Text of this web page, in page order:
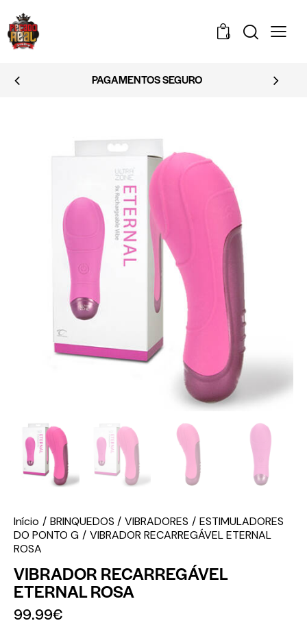
0
EMBALAGEM DISCRETA
Início BRINQUEDOS VIBRADORES
ESTIMULADORES
DO PONTO G
VIBRADOR RECARREGÁVEL ETERNAL
ROSA
VIBRADOR RECARREGÁVEL
ETERNAL ROSA
99.99€